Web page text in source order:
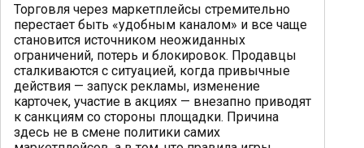
Торговля через маркетплейсы стремительно
перестает быть «удобным каналом» и все чаще
становится источником неожиданных
ограничений, потерь и блокировок. Продавцы
сталкиваются с ситуацией, когда привычные
действия — запуск рекламы, изменение
карточек, участие в акциях — внезапно приводят
к санкциям со стороны площадки. Причина
здесь не в смене политики самих